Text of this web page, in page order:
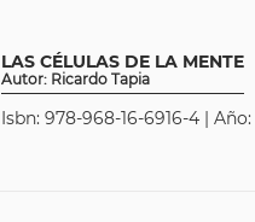
LAS CÉLULAS DE LA MENTE
Autor: Ricardo Tapia
Isbn: 978-968-16-6916-4 |